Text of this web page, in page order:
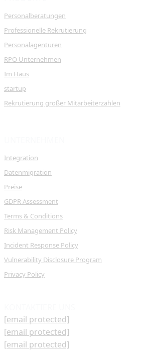
Personalberatungen
Professionelle Rekrutierung
Personalagenturen
RPO Unternehmen
Im Haus
startup
Rekrutierung großer Mitarbeiterzahlen
Integration
Datenmigration
Preise
GDPR Assessment
Terms & Conditions
Risk Management Policy
Incident Response Policy
Vulnerability Disclosure Program
Privacy Policy
[email protected]
[email protected]
[email protected]